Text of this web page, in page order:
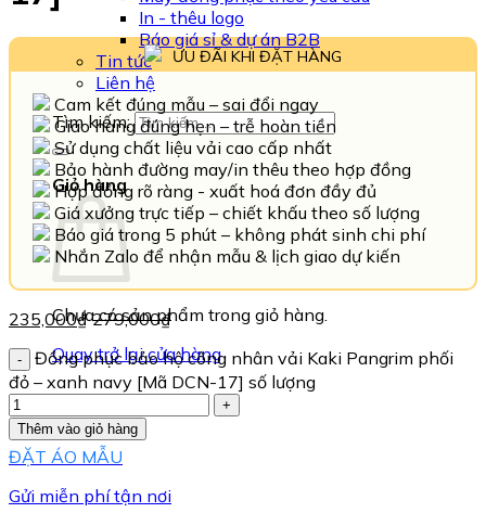
In - thêu logo
Báo giá sỉ & dự án B2B
Tin tức
Liên hệ
Tìm kiếm:
Giỏ hàng
Chưa có sản phẩm trong giỏ hàng.
Quay trở lại cửa hàng
ƯU ĐÃI KHI ĐẶT HÀNG
Cam kết đúng mẫu – sai đổi ngay
Giao hàng đúng hẹn – trễ hoàn tiền
Sử dụng chất liệu vải cao cấp nhất
Bảo hành đường may/in thêu theo hợp đồng
Hợp đồng rõ ràng - xuất hoá đơn đầy đủ
Giá xưởng trực tiếp – chiết khấu theo số lượng
Báo giá trong 5 phút – không phát sinh chi phí
Nhắn Zalo để nhận mẫu & lịch giao dự kiến
235,000₫ 279,000₫
Đồng phục bảo hộ công nhân vải Kaki Pangrim phối
đỏ – xanh navy [Mã DCN-17] số lượng
Thêm vào giỏ hàng
ĐẶT ÁO MẪU
Gửi miễn phí tận nơi